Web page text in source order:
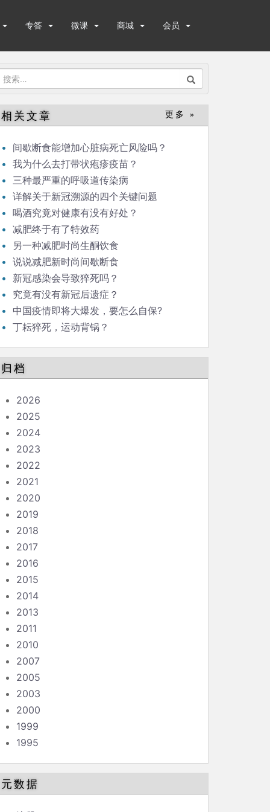
专答 微课 商城 会员
搜
：
相关文章 更多 »
间歇断食能增加心脏病死亡风险吗？
我为什么去打带状疱疹疫苗？
三种最严重的呼吸道传染病
详解关于新冠溯源的四个关键问题
喝酒究竟对健康有没有好处？
减肥终于有了特效药
另一种减肥时尚生酮饮食
说说减肥新时尚间歇断食
新冠感染会导致猝死吗？
究竟有没有新冠后遗症？
中国疫情即将大爆发，要怎么自保?
丁耘猝死，运动背锅？
归档
2026
2025
2024
2023
2022
2021
2020
2019
2018
2017
2016
2015
2014
2013
2011
2010
2007
2005
2003
2000
1999
1995
元数据